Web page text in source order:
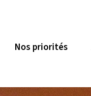
Nos priorités